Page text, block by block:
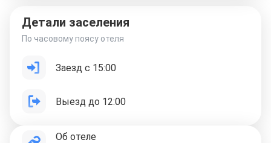
Детали заселения
По часовому поясу отеля
Заезд с 15:00
Выезд до 12:00
Об отеле